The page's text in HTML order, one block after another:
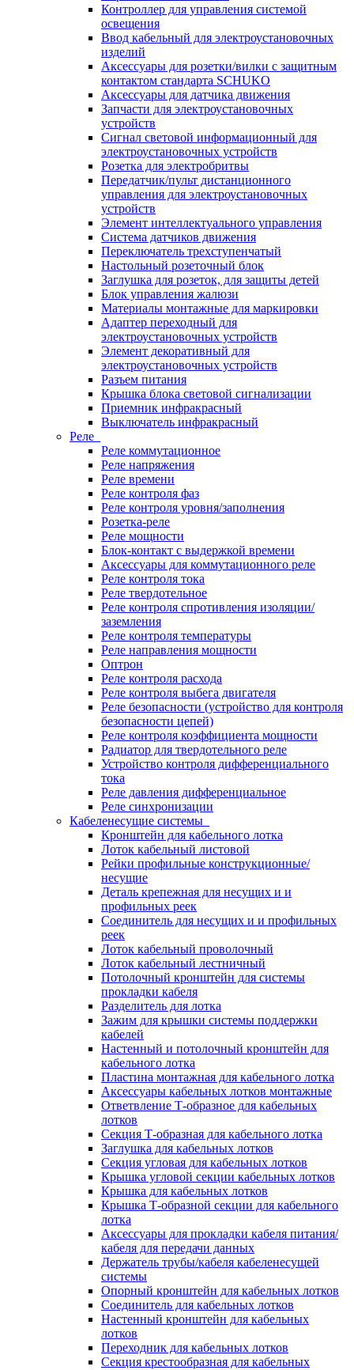
Контроллер для управления системой
освещения
Ввод кабельный для электроустановочных
изделий
Аксессуары для розетки/вилки с защитным
контактом стандарта SCHUKO
Аксессуары для датчика движения
Запчасти для электроустановочных
устройств
Сигнал световой информационный для
электроустановочных устройств
Розетка для электробритвы
Передатчик/пульт дистанционного
управления для электроустановочных
устройств
Элемент интеллектуального управления
Система датчиков движения
Переключатель трехступенчатый
Настольный розеточный блок
Заглушка для розеток, для защиты детей
Блок управления жалюзи
Материалы монтажные для маркировки
Адаптер переходный для
электроустановочных устройств
Элемент декоративный для
электроустановочных устройств
Разъем питания
Крышка блока световой сигнализации
Приемник инфракрасный
Выключатель инфракрасный
Реле
Реле коммутационное
Реле напряжения
Реле времени
Реле контроля фаз
Реле контроля уровня/заполнения
Розетка-реле
Реле мощности
Блок-контакт с выдержкой времени
Аксессуары для коммутационного реле
Реле контроля тока
Реле твердотельное
Реле контроля спротивления изоляции/
заземления
Реле контроля температуры
Реле направления мощности
Оптрон
Реле контроля расхода
Реле контроля выбега двигателя
Реле безопасности (устройство для контроля
безопасности цепей)
Реле контроля коэффициента мощности
Радиатор для твердотельного реле
Устройство контроля дифференциального
тока
Реле давления дифференциальное
Реле синхронизации
Кабеленесущие системы
Кронштейн для кабельного лотка
Лоток кабельный листовой
Рейки профильные конструкционные/
несущие
Деталь крепежная для несущих и и
профильных реек
Соединитель для несущих и и профильных
реек
Лоток кабельный проволочный
Лоток кабельный лестничный
Потолочный кронштейн для системы
прокладки кабеля
Разделитель для лотка
Зажим для крышки системы поддержки
кабелей
Настенный и потолочный кронштейн для
кабельного лотка
Пластина монтажная для кабельного лотка
Аксессуары кабельных лотков монтажные
Ответвление Т-образное для кабельных
лотков
Секция Т-образная для кабельного лотка
Заглушка для кабельных лотков
Секция угловая для кабельных лотков
Крышка угловой секции кабельных лотков
Крышка для кабельных лотков
Крышка Т-образной секции для кабельного
лотка
Аксессуары для прокладки кабеля питания/
кабеля для передачи данных
Держатель трубы/кабеля кабеленесущей
системы
Опорный кронштейн для кабельных лотков
Соединитель для кабельных лотков
Настенный кронштейн для кабельных
лотков
Переходник для кабельных лотков
Секция крестообразная для кабельных